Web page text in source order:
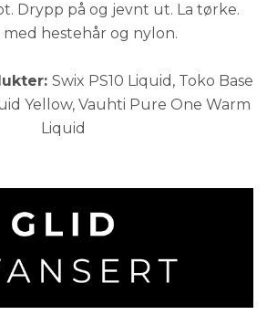
Drypp på og jevnt ut. La tørke.
med hestehår og nylon.
Swix PS10 Liquid, Toko Base
Yellow, Vauhti Pure One Warm
Liquid